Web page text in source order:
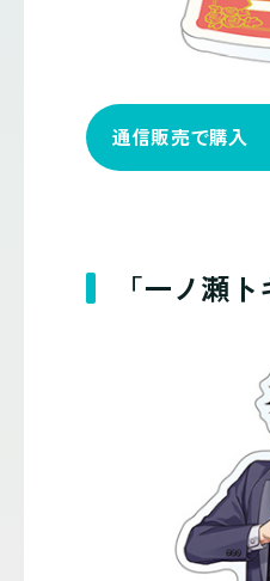
通信販売で購入
「一ノ瀬ト